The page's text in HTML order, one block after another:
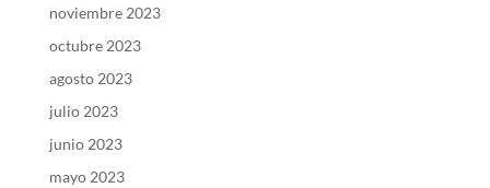
noviembre 2023
octubre 2023
agosto 2023
julio 2023
junio 2023
mayo 2023